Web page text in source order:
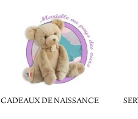
CADEAUX DE NAISSANCE